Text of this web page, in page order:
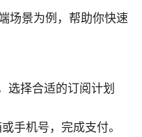
场景为例，帮助你快速
选择合适的订阅计划
手机号，完成支付。